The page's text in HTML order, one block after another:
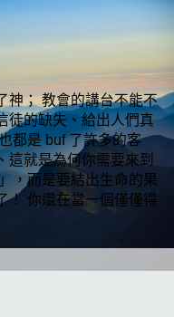
神； 教會的講台不能不
徒的缺失、給出人們真
都是 buf 了許多的客
這就是為何你需要來到
，而是要結出生命的果
！ 你還在當一個僅僅得